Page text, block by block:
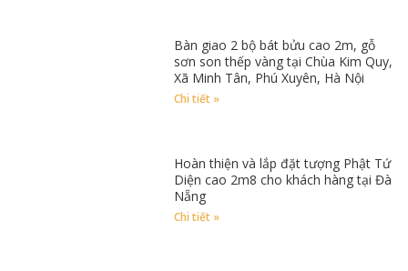
Bàn giao 2 bộ bát bửu cao 2m, gỗ
sơn son thếp vàng tại Chùa Kim Quy,
Xã Minh Tân, Phú Xuyên, Hà Nội
Chi tiết »
Hoàn thiện và lắp đặt tượng Phật Tứ
Diện cao 2m8 cho khách hàng tại Đà
Nẵng
Chi tiết »